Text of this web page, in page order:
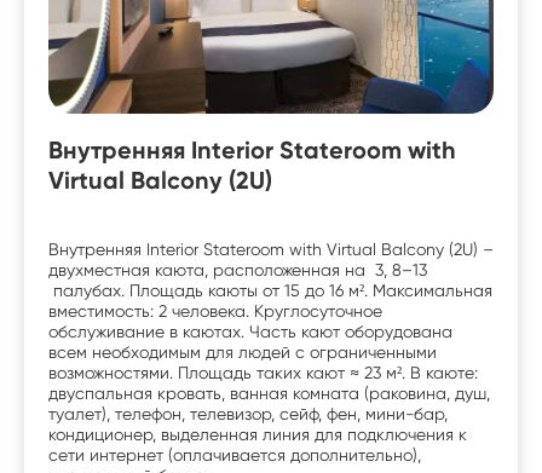
Внутренняя Interior Stateroom with
Virtual Balcony (2U)
Внутренняя Interior Stateroom with Virtual Balcony (2U) –
двухместная каюта, расположенная на 3, 8–13
палубах. Площадь каюты от 15 до 16 м². Максимальная
вместимость: 2 человека. Круглосуточное
обслуживание в каютах. Часть кают оборудована
всем необходимым для людей с ограниченными
возможностями. Площадь таких кают ≈ 23 м². В каюте:
двуспальная кровать, ванная комната (раковина, душ,
туалет), телефон, телевизор, сейф, фен, мини-бар,
кондиционер, выделенная линия для подключения к
сети интернет (оплачивается дополнительно),